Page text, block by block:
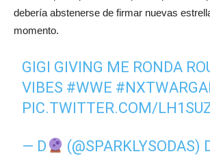
debería abstenerse de firmar nuevas
momento.
GIGI GIVING ME RONDA
VIBES #WWE
PIC.TWITTER.COM/
— D (@SPARKLYSODAS)